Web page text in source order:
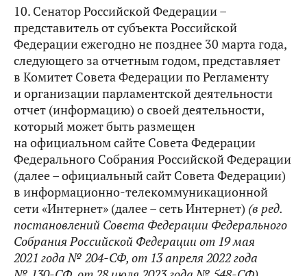
10. Сенатор Российской Федерации –
представитель от субъекта Российской
Федерации ежегодно не позднее 30 марта года,
следующего за отчетным годом, представляет
в Комитет Совета Федерации по Регламенту
и организации парламентской деятельности
отчет (информацию) о своей деятельности,
который может быть размещен
на официальном сайте Совета Федерации
Федерального Собрания Российской Федерации
(далее – официальный сайт Совета Федерации)
в информационно-телекоммуникационной
сети «Интернет» (далее – сеть Интернет) (в ред.
постановлений Совета Федерации Федерального
Собрания Российской Федерации от 19 мая
2021 года № 204-СФ, от 13 апреля 2022 года